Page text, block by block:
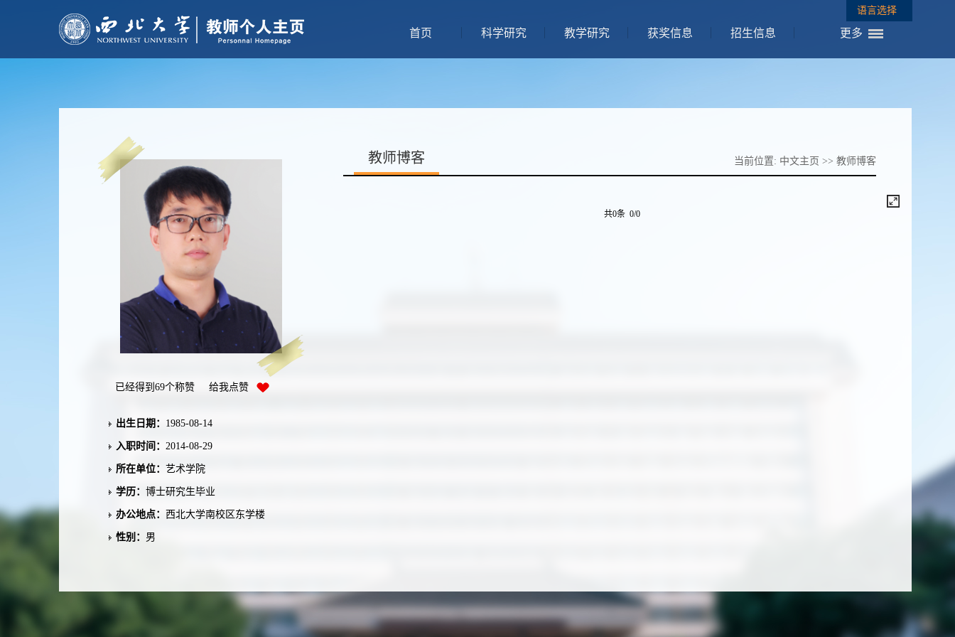
语言选择
首页 科学研究 教学研究 获奖信息 招生信息 更多
已经得到 69个称赞 给我点赞
出生日期： 1985-08-14
入职时间： 2014-08-29
所在单位： 艺术学院
学历： 博士研究生毕业
办公地点： 西北大学南校区东学楼
性别： 男
教师博客 当前位置: 中文主页 >> 教师博客
共0条 0/0